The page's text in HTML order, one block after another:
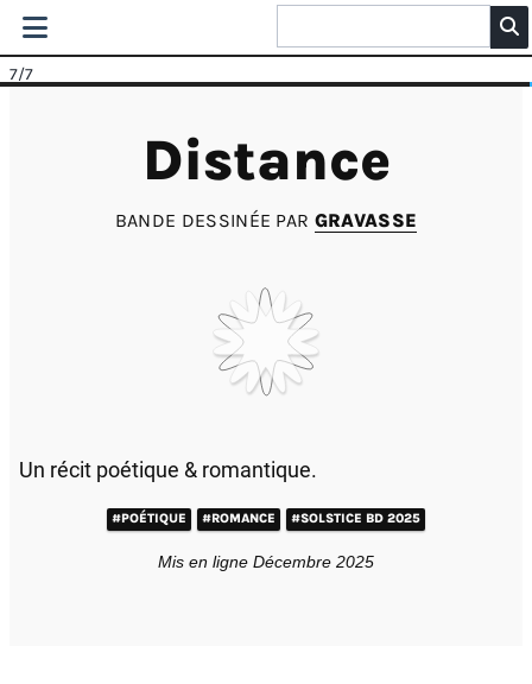
7/7
Distance
BANDE DESSINÉE PAR GRAVASSE
Un récit poétique & romantique.
#POÉTIQUE #ROMANCE #SOLSTICE BD 2025
Mis en ligne Décembre 2025